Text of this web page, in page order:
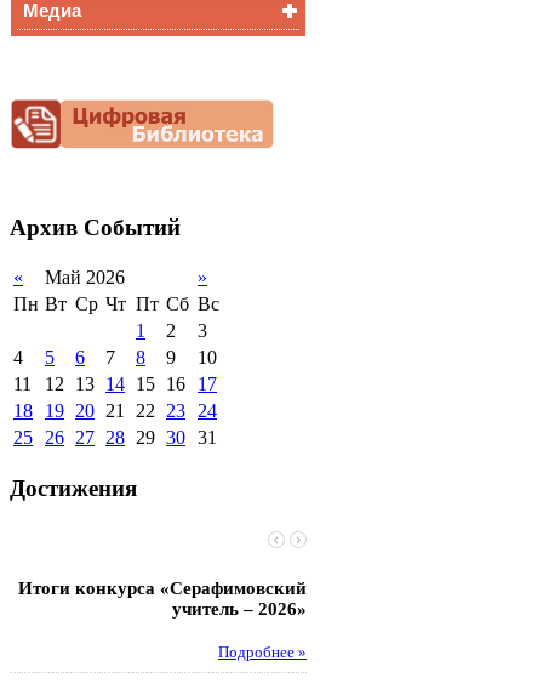
Снижение
документационной
нагрузки
Медиа
Архив Событий
« Май 2026
»
Пн Вт Ср Чт Пт Сб Вс
1
2
3
4
5 6 7 8 9
10
11
12 13 14 15 16
17
18
19 20 21 22 23 24
25 26 27 28 29 30 31
Достижения
Итоги конкурса «Серафимовский
учитель – 2026»
Подробнее »